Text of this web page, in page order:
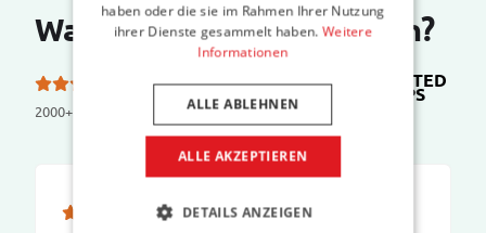
Was sagen unsere Kunden?
2000+ reviews
5.0 von 5 Sternen bei TRUSTED
SHOPS
haben oder die sie im Rahmen Ihrer Nutzung
ihrer Dienste gesammelt haben. Weitere
Informationen
ALLE AKZEPTIEREN
ALLE ABLEHNEN
DETAILS ANZEIGEN